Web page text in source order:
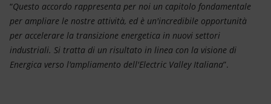
“Questo accordo rappresenta per noi un capitolo fondamentale
per ampliare le nostre attività, ed è un'incredibile opportunità
per accelerare la transizione energetica in nuovi settori
industriali. Si tratta di un risultato in linea con la visione di
Energica verso l'ampliamento dell'Electric Valley Italiana”.